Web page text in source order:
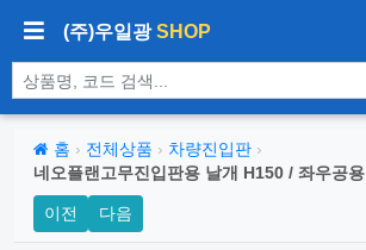
(주)우일광SHOP
상품 검색
홈 › 전체상품 › 차량진입판 ›
네오플랜고무진입판용 날개 H150 / 좌우공용
이전 다음